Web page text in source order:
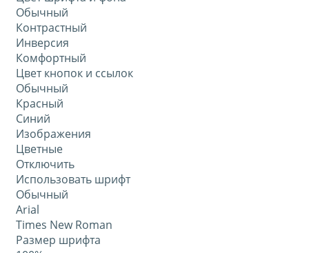
Обычный
Контрастный
Инверсия
Комфортный
Цвет кнопок и ссылок
Обычный
Красный
Синий
Изображения
Цветные
Отключить
Использовать шрифт
Обычный
Arial
Times New Roman
Размер шрифта